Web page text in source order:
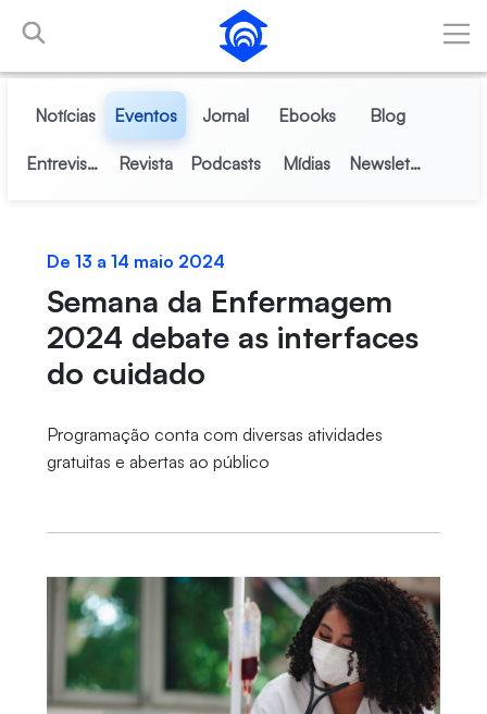
Pular para o Conteúdo principal
Notícias Eventos Jornal Ebooks Blog
Entrevistas Revista Podcasts Mídias Newsletter
De 13 a 14 maio 2024
Semana da Enfermagem
2024 debate as interfaces
do cuidado
Programação conta com diversas atividades
gratuitas e abertas ao público